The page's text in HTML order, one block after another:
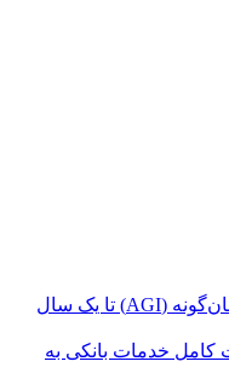
ایلان ماسک: هوش مصنوعی انسان‌گونه (AGI) تا یک سال
کامل خدمات بانکی به